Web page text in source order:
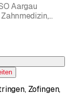
Aargau
Zofingen,